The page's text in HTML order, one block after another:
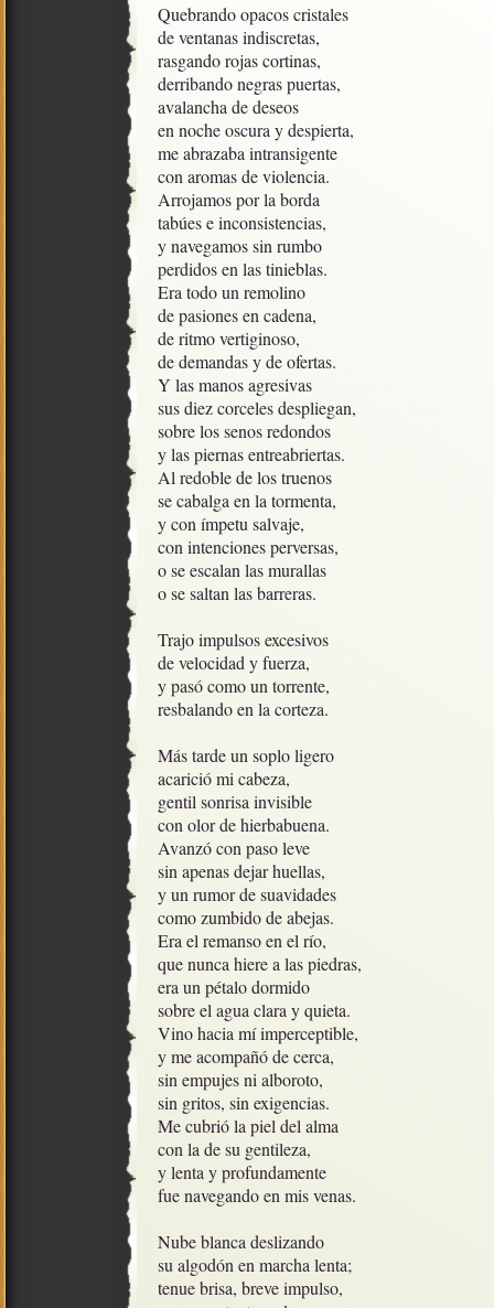
Quebrando opacos cristales
de ventanas indiscretas,
rasgando rojas cortinas,
derribando negras puertas,
avalancha de deseos
en noche oscura y despierta,
me abrazaba intransigente
con aromas de violencia.
Arrojamos por la borda
tabúes e inconsistencias,
y navegamos sin rumbo
perdidos en las tinieblas.
Era todo un remolino
de pasiones en cadena,
de ritmo vertiginoso,
de demandas y de ofertas.
Y las manos agresivas
sus diez corceles despliegan,
sobre los senos redondos
y las piernas entreabriertas.
Al redoble de los truenos
se cabalga en la tormenta,
y con ímpetu salvaje,
con intenciones perversas,
o se escalan las murallas
o se saltan las barreras.
Trajo impulsos excesivos
de velocidad y fuerza,
y pasó como un torrente,
resbalando en la corteza.
Más tarde un soplo ligero
acarició mi cabeza,
gentil sonrisa invisible
con olor de hierbabuena.
Avanzó con paso leve
sin apenas dejar huellas,
y un rumor de suavidades
como zumbido de abejas.
Era el remanso en el río,
que nunca hiere a las piedras,
era un pétalo dormido
sobre el agua clara y quieta.
Vino hacia mí imperceptible,
y me acompañó de cerca,
sin empujes ni alboroto,
sin gritos, sin exigencias.
Me cubrió la piel del alma
con la de su gentileza,
y lenta y profundamente
fue navegando en mis venas.
Nube blanca deslizando
su algodón en marcha lenta;
tenue brisa, breve impulso,